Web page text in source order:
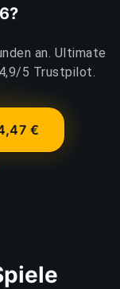
an. Ultimate
5 Trustpilot.
€